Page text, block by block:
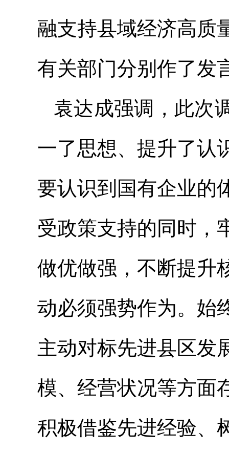
融支持县域经济高质
有关部门分别作了发
袁达成强调，此次
一了思想、提升了认
要认识到国有企业的
受政策支持的同时，
做优做强，不断提升
动必须强势作为。始
主动对标先进县区发
模、经营状况等方面
积极借鉴先进经验、